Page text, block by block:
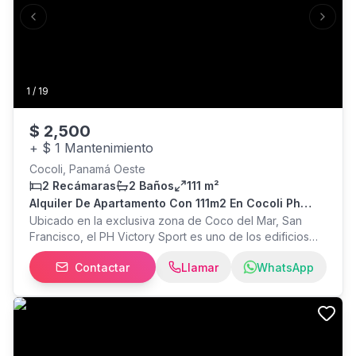
1 / 19
Previous slide Next
$ 2,500
+ $ 1 Mantenimiento
Cocoli, Panamá Oeste
2 Recámaras
2 Baños
111 m²
Alquiler De Apartamento Con 111m2 En Cocoli Ph
Victory Sport 26-8387sr
Ubicado en la exclusiva zona de Coco del Mar, San
Francisco, el PH Victory Sport es uno de los edificios
más codiciados de la Ciudad de Panamá por su
enfoque en un estilo de vida activo y moderno. Este
apartamento de 111 m2 destaca por su diseño
contemporáneo y una distribución inteligente que
Contactar Llamar WhatsApp